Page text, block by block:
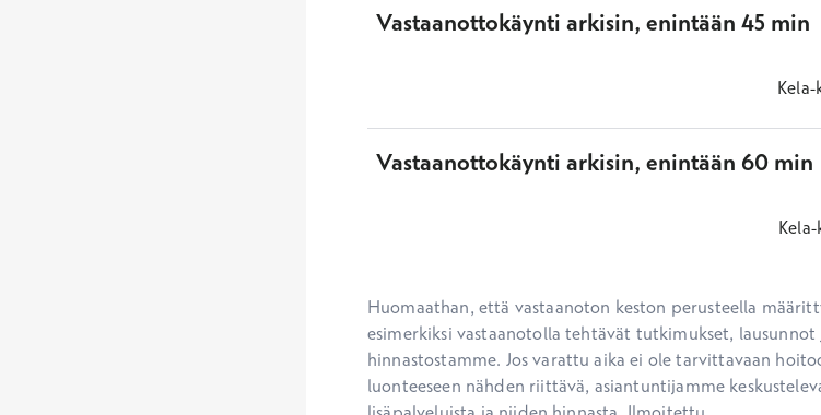
Vastaanottokäynti arkisin, enintään 45 min
Vastaanottokäynti arkisin, enintään 60 min
Huomaathan, että vastaanoton keston perusteella
esimerkiksi vastaanotolla tehtävät tutkimukset,
hinnastostamme. Jos varattu aika ei ole tarvittavaan
luonteeseen nähden riittävä, asiantuntijamme